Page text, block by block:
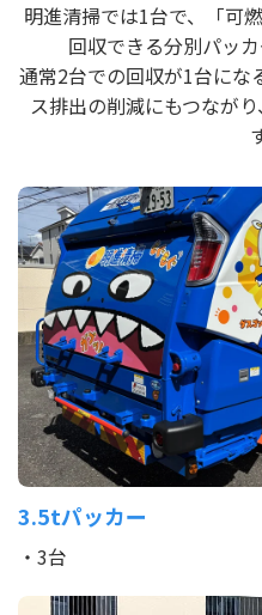
明進清掃では1台で、「可
回収できる分別パッ
通常2台での回収が1台にな
ス排出の削減にもつなが
3.5tパッカー
・3台